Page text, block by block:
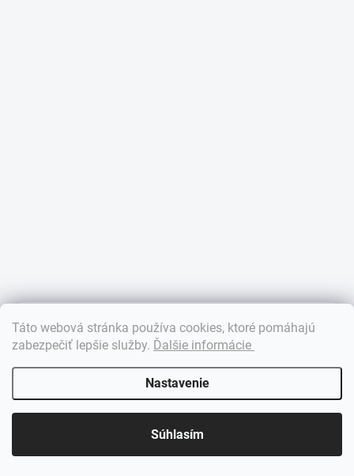
Táto webová stránka používa cookies, ktoré pomáhajú
zabezpečiť lepšie služby. Ďalšie informácie
Nastavenie
Súhlasím
Dobrý deň! 👋 Pomôžem vám nájsť správny diel. Napíšte mi.